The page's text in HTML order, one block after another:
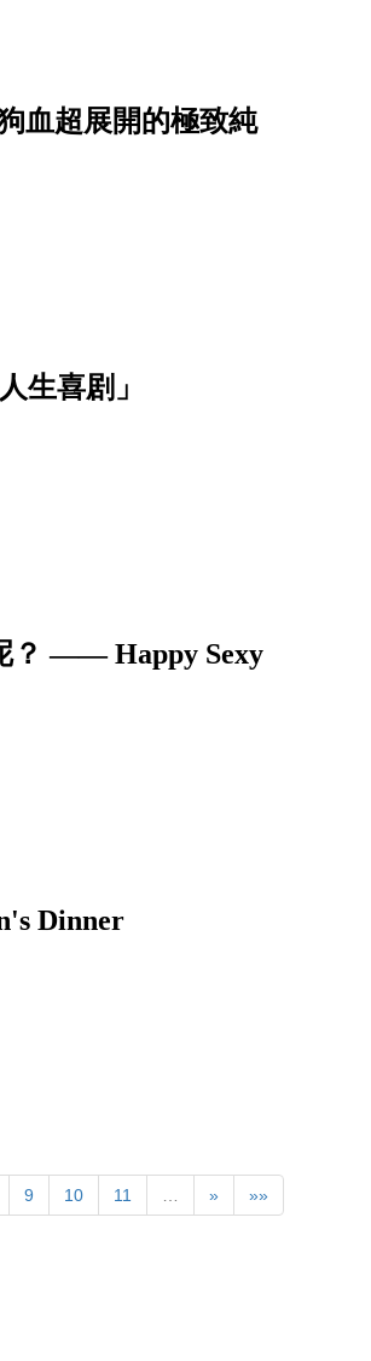
血超展開的極致純
生喜剧」
？ —— Happy Sexy
Dinner
9 10 11 … » »»